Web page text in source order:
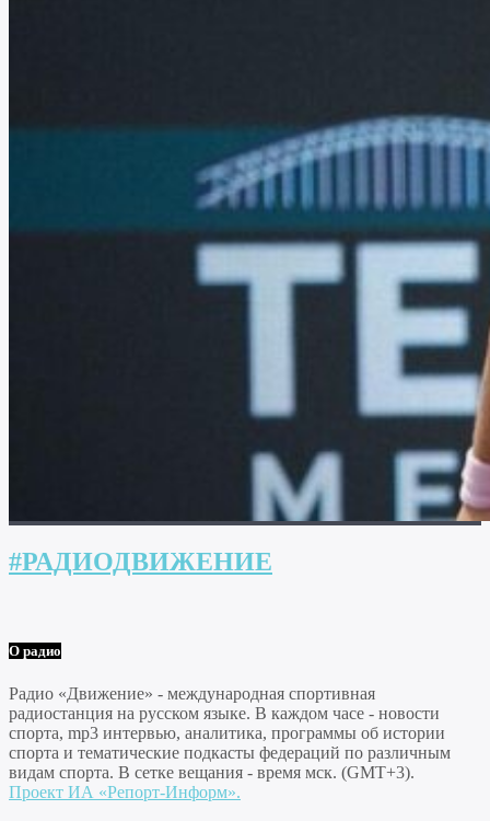
#РАДИОДВИЖЕНИЕ
О радио
Радио «Движение» - международная спортивная
радиостанция на русском языке. В каждом часе - новости
спорта, mp3 интервью, аналитика, программы об истории
спорта и тематические подкасты федераций по различным
видам спорта. В сетке вещания - время мск. (GMT+3).
Проект ИА «Репорт-Информ».